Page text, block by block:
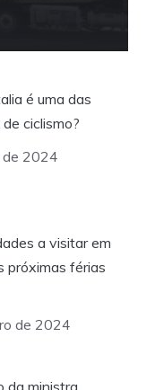
é uma das
ciclismo?
de 2024
a visitar em
próximas férias
de 2024
da ministra